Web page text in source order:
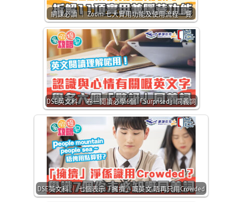
網課必讀 ｜ Zoom 七大實用功能及使用流程一覽
DSE英文科 ｜卷一閱讀必學6個「Surprised」同義詞
DSE英文科 ｜ 七個表示「擁擠」嘅英文 唔再只用Crowded